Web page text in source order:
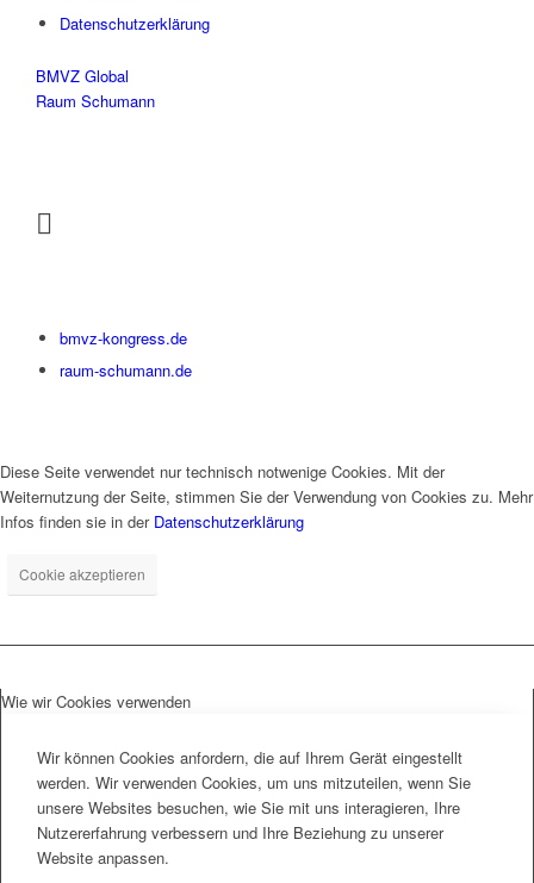
Datenschutzerklärung
BMVZ Global
Raum Schumann
bmvz-kongress.de
raum-schumann.de
Diese Seite verwendet nur technisch notwenige Cookies. Mit der
Weiternutzung der Seite, stimmen Sie der Verwendung von Cookies zu. Mehr
Infos finden sie in der Datenschutzerklärung
Cookie akzeptieren
Wie wir Cookies verwenden
Wir können Cookies anfordern, die auf Ihrem Gerät eingestellt
werden. Wir verwenden Cookies, um uns mitzuteilen, wenn Sie
unsere Websites besuchen, wie Sie mit uns interagieren, Ihre
Nutzererfahrung verbessern und Ihre Beziehung zu unserer
Website anpassen.